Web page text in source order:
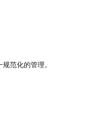
范化的管理。